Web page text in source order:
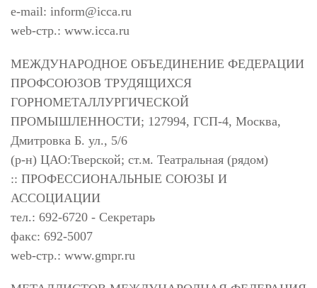
e-mail: inform@icca.ru
web-стр.: www.icca.ru
МЕЖДУНАРОДНОЕ ОБЪЕДИНЕНИЕ ФЕДЕРАЦИИ
ПРОФСОЮЗОВ ТРУДЯЩИХСЯ
ГОРНОМЕТАЛЛУРГИЧЕСКОЙ
ПРОМЫШЛЕННОСТИ; 127994, ГСП-4, Москва,
Дмитровка Б. ул., 5/6
(р-н) ЦАО:Тверской; ст.м. Театральная (рядом)
:: ПРОФЕССИОНАЛЬНЫЕ СОЮЗЫ И
АССОЦИАЦИИ
тел.: 692-6720 - Секретарь
факс: 692-5007
web-стр.: www.gmpr.ru